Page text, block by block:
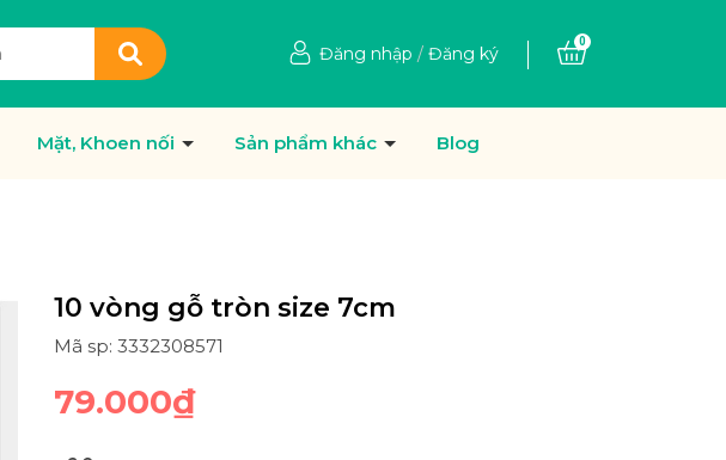
Đăng nhập / Đăng ký
0
Mặt, Khoen nối Sản phẩm khác Blog
10 vòng gỗ tròn size 7cm
Mã sp: 3332308571
79.000₫